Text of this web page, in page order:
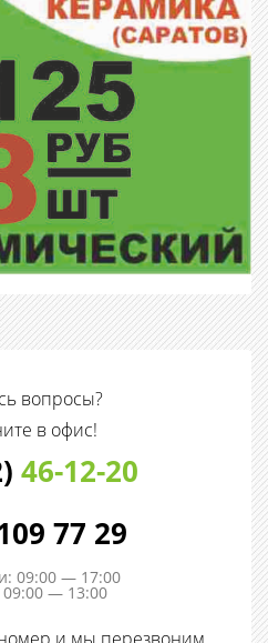
вопросы?
в офис!
46-12-20
77 29
09:00 — 17:00
09:00 — 13:00